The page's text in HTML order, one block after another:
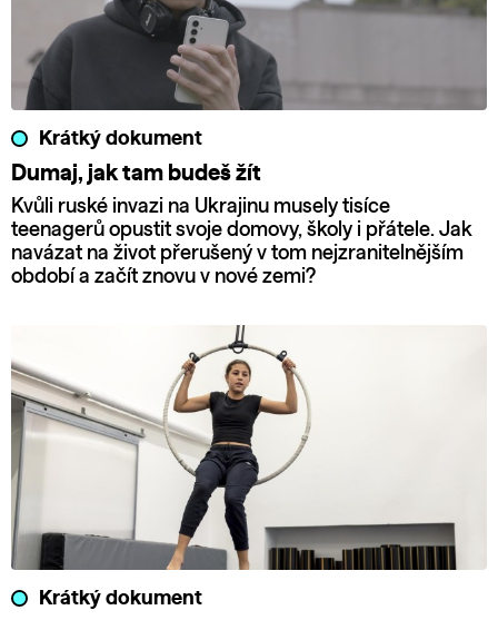
Krátký dokument
Dumaj, jak tam budeš žít
Kvůli ruské invazi na Ukrajinu musely tisíce
teenagerů opustit svoje domovy, školy i přátele. Jak
navázat na život přerušený v tom nejzranitelnějším
období a začít znovu v nové zemi?
Krátký dokument